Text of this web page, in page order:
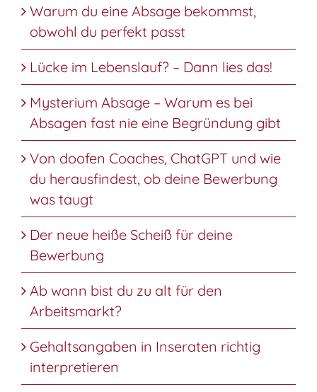
Warum du eine Absage bekommst,
obwohl du perfekt passt
Lücke im Lebenslauf? – Dann lies das!
Mysterium Absage – Warum es bei
Absagen fast nie eine Begründung gibt
Von doofen Coaches, ChatGPT und wie
du herausfindest, ob deine Bewerbung
was taugt
Der neue heiße Scheiß für deine
Bewerbung
Ab wann bist du zu alt für den
Arbeitsmarkt?
Gehaltsangaben in Inseraten richtig
interpretieren